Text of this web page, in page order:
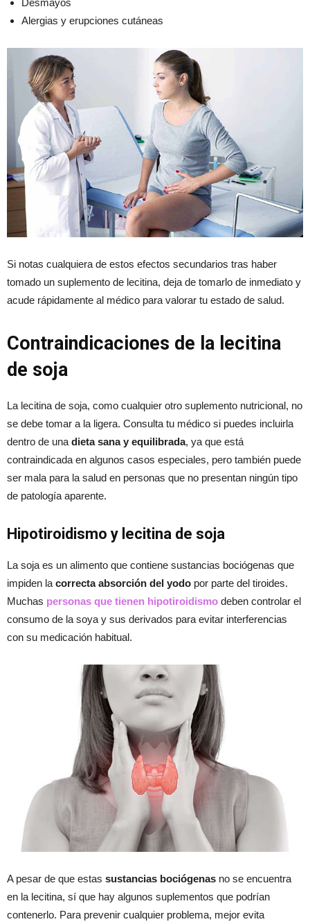
Desmayos
Alergias y erupciones cutáneas
Si notas cualquiera de estos efectos secundarios tras haber
tomado un suplemento de lecitina, deja de tomarlo de inmediato y
acude rápidamente al médico para valorar tu estado de salud.
Contraindicaciones de la lecitina
de soja
La lecitina de soja, como cualquier otro suplemento nutricional, no
se debe tomar a la ligera. Consulta tu médico si puedes incluirla
dentro de una dieta sana y equilibrada, ya que está
contraindicada en algunos casos especiales, pero también puede
ser mala para la salud en personas que no presentan ningún tipo
de patología aparente.
Hipotiroidismo y lecitina de soja
La soja es un alimento que contiene sustancias bociógenas que
impiden la correcta absorción del yodo por parte del tiroides.
Muchas personas que tienen hipotiroidismo deben controlar el
consumo de la soya y sus derivados para evitar interferencias
con su medicación habitual.
A pesar de que estas sustancias bociógenas no se encuentra
en la lecitina, sí que hay algunos suplementos que podrían
contenerlo. Para prevenir cualquier problema, mejor evita